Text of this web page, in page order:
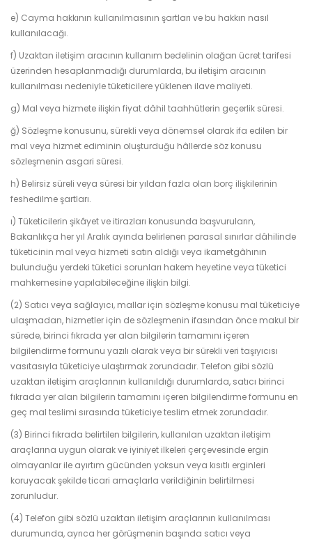
e) Cayma hakkının kullanılmasının şartları ve bu hakkın nasıl
kullanılacağı.
f) Uzaktan iletişim aracının kullanım bedelinin olağan ücret tarifesi
üzerinden hesaplanmadığı durumlarda, bu iletişim aracının
kullanılması nedeniyle tüketicilere yüklenen ilave maliyeti.
g) Mal veya hizmete ilişkin fiyat dâhil taahhütlerin geçerlik süresi.
ğ) Sözleşme konusunu, sürekli veya dönemsel olarak ifa edilen bir
mal veya hizmet ediminin oluşturduğu hâllerde söz konusu
sözleşmenin asgari süresi.
h) Belirsiz süreli veya süresi bir yıldan fazla olan borç ilişkilerinin
feshedilme şartları.
ı) Tüketicilerin şikâyet ve itirazları konusunda başvuruların,
Bakanlıkça her yıl Aralık ayında belirlenen parasal sınırlar dâhilinde
tüketicinin mal veya hizmeti satın aldığı veya ikametgâhının
bulunduğu yerdeki tüketici sorunları hakem heyetine veya tüketici
mahkemesine yapılabileceğine ilişkin bilgi.
(2) Satıcı veya sağlayıcı, mallar için sözleşme konusu mal tüketiciye
ulaşmadan, hizmetler için de sözleşmenin ifasından önce makul bir
sürede, birinci fıkrada yer alan bilgilerin tamamını içeren
bilgilendirme formunu yazılı olarak veya bir sürekli veri taşıyıcısı
vasıtasıyla tüketiciye ulaştırmak zorundadır. Telefon gibi sözlü
uzaktan iletişim araçlarının kullanıldığı durumlarda, satıcı birinci
fıkrada yer alan bilgilerin tamamını içeren bilgilendirme formunu en
geç mal teslimi sırasında tüketiciye teslim etmek zorundadır.
(3) Birinci fıkrada belirtilen bilgilerin, kullanılan uzaktan iletişim
araçlarına uygun olarak ve iyiniyet ilkeleri çerçevesinde ergin
olmayanlar ile ayırtım gücünden yoksun veya kısıtlı erginleri
koruyacak şekilde ticari amaçlarla verildiğinin belirtilmesi
zorunludur.
(4) Telefon gibi sözlü uzaktan iletişim araçlarının kullanılması
durumunda, ayrıca her görüşmenin başında satıcı veya